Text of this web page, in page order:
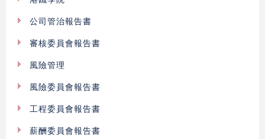
公司管治報告書
審核委員會報告書
風險管理
風險委員會報告書
工程委員會報告書
薪酬委員會報告書